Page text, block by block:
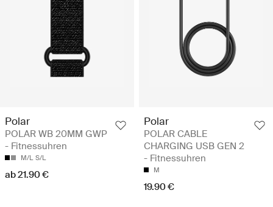
Polar
POLAR WB 20MM GWP
- Fitnessuhren
M/L S/L
ab 21.90 €
Polar
POLAR CABLE
CHARGING USB GEN 2
- Fitnessuhren
M
19.90 €